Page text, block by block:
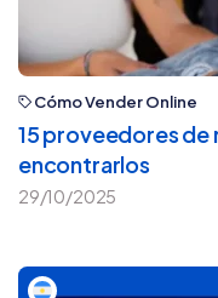
Cómo Vender Online
15 proveedores de
encontrarlos
29/10/2025